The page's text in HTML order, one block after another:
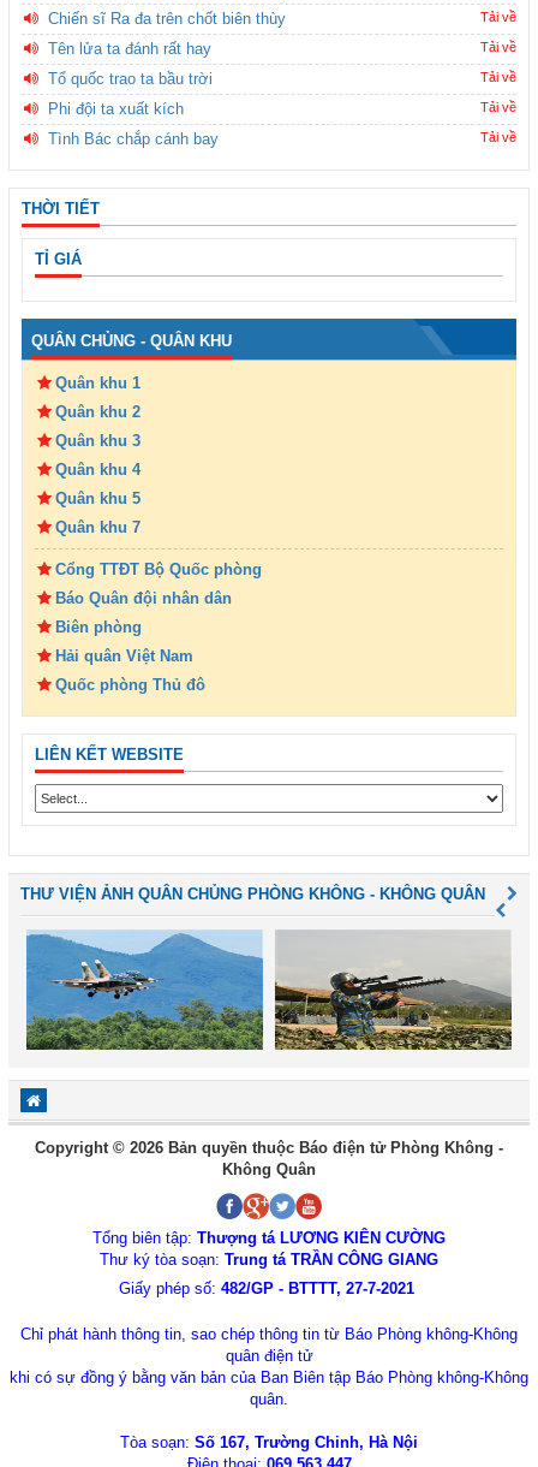
Chiến sĩ Ra đa trên chốt biên thùy Tải về
Tên lửa ta đánh rất hay Tải về
Tổ quốc trao ta bầu trời Tải về
Phi đội ta xuất kích Tải về
Tình Bác chắp cánh bay Tải về
THỜI TIẾT
TỈ GIÁ
QUÂN CHỦNG - QUÂN KHU
Quân khu 1
Quân khu 2
Quân khu 3
Quân khu 4
Quân khu 5
Quân khu 7
Cổng TTĐT Bộ Quốc phòng
Báo Quân đội nhân dân
Biên phòng
Hải quân Việt Nam
Quốc phòng Thủ đô
LIÊN KẾT WEBSITE
THƯ VIỆN ẢNH QUÂN CHỦNG PHÒNG KHÔNG - KHÔNG QUÂN
Copyright © 2026 Bản quyền thuộc Báo điện tử Phòng Không -
Không Quân
Tổng biên tập: Thượng tá LƯƠNG KIÊN CƯỜNG
Thư ký tòa soạn: Trung tá TRẦN CÔNG GIANG
Giấy phép số: 482/GP - BTTTT, 27-7-2021
Chỉ phát hành thông tin, sao chép thông tin từ Báo Phòng không-Không
quân điện tử
khi có sự đồng ý bằng văn bản của Ban Biên tập Báo Phòng không-Không
quân.
Tòa soạn: Số 167, Trường Chinh, Hà Nội